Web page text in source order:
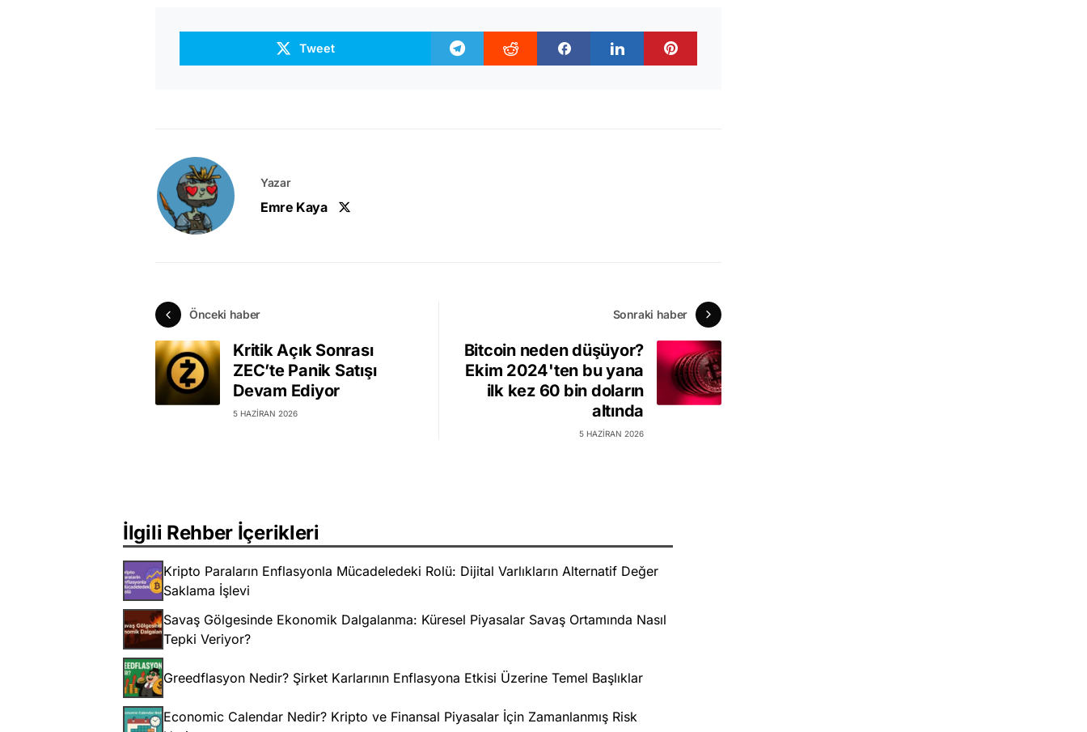
Tweet
Yazar
Emre Kaya
Önceki haber
Kritik Açık Sonrası
ZEC’te Panik Satışı
Devam Ediyor
5 HAZIRAN 2026
Sonraki haber
Bitcoin neden düşüyor?
Ekim 2024'ten bu yana
ilk kez 60 bin doların
altında
5 HAZIRAN 2026
İlgili Rehber İçerikleri
Kripto Paraların Enflasyonla Mücadeledeki Rolü: Dijital Varlıkların Alternatif Değer
Saklama İşlevi
Savaş Gölgesinde Ekonomik Dalgalanma: Küresel Piyasalar Savaş Ortamında Nasıl
Tepki Veriyor?
Greedflasyon Nedir? Şirket Karlarının Enflasyona Etkisi Üzerine Temel Başlıklar
Economic Calendar Nedir? Kripto ve Finansal Piyasalar İçin Zamanlanmış Risk